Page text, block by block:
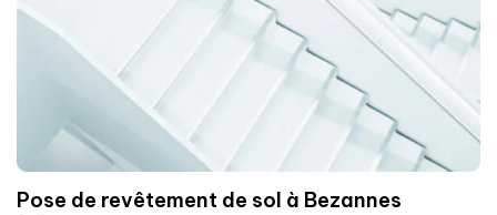
Pose de revêtement de sol à Bezannes